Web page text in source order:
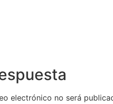
electrónico no será